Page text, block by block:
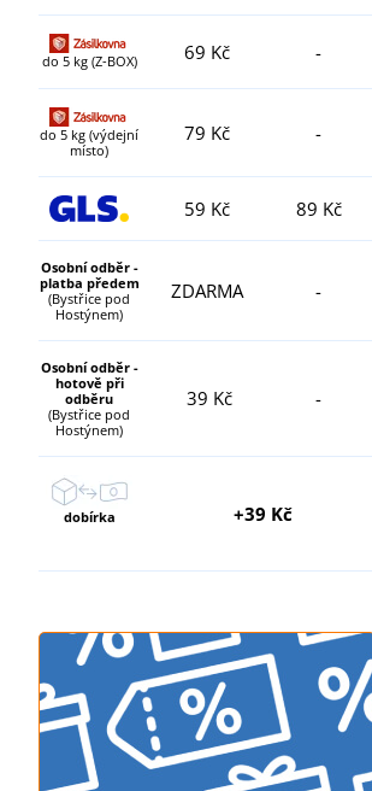
do 5 kg (Z-BOX) 69 Kč -
do 5 kg (výdejní
místo)
79 Kč -
59 Kč 89 Kč
Osobní odběr -
platba předem
(Bystřice pod
Hostýnem)
ZDARMA -
Osobní odběr -
hotově při
odběru
(Bystřice pod
Hostýnem)
39 Kč -
dobírka +39 Kč